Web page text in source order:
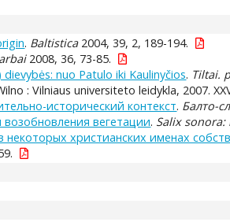
. Baltistica2004, 39, 2, 189-194.
2008, 36, 73-85.
nuo Patulo iki Kaulinyčios. Tiltai.
: Vilniaus universiteto leidykla, 2007.
исторический контекст. Балто-
вегетации. Salix
христианских именах